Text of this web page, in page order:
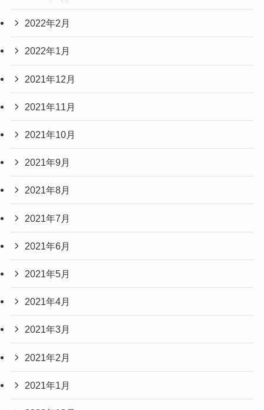
2022年2月
2022年1月
2021年12月
2021年11月
2021年10月
2021年9月
2021年8月
2021年7月
2021年6月
2021年5月
2021年4月
2021年3月
2021年2月
2021年1月